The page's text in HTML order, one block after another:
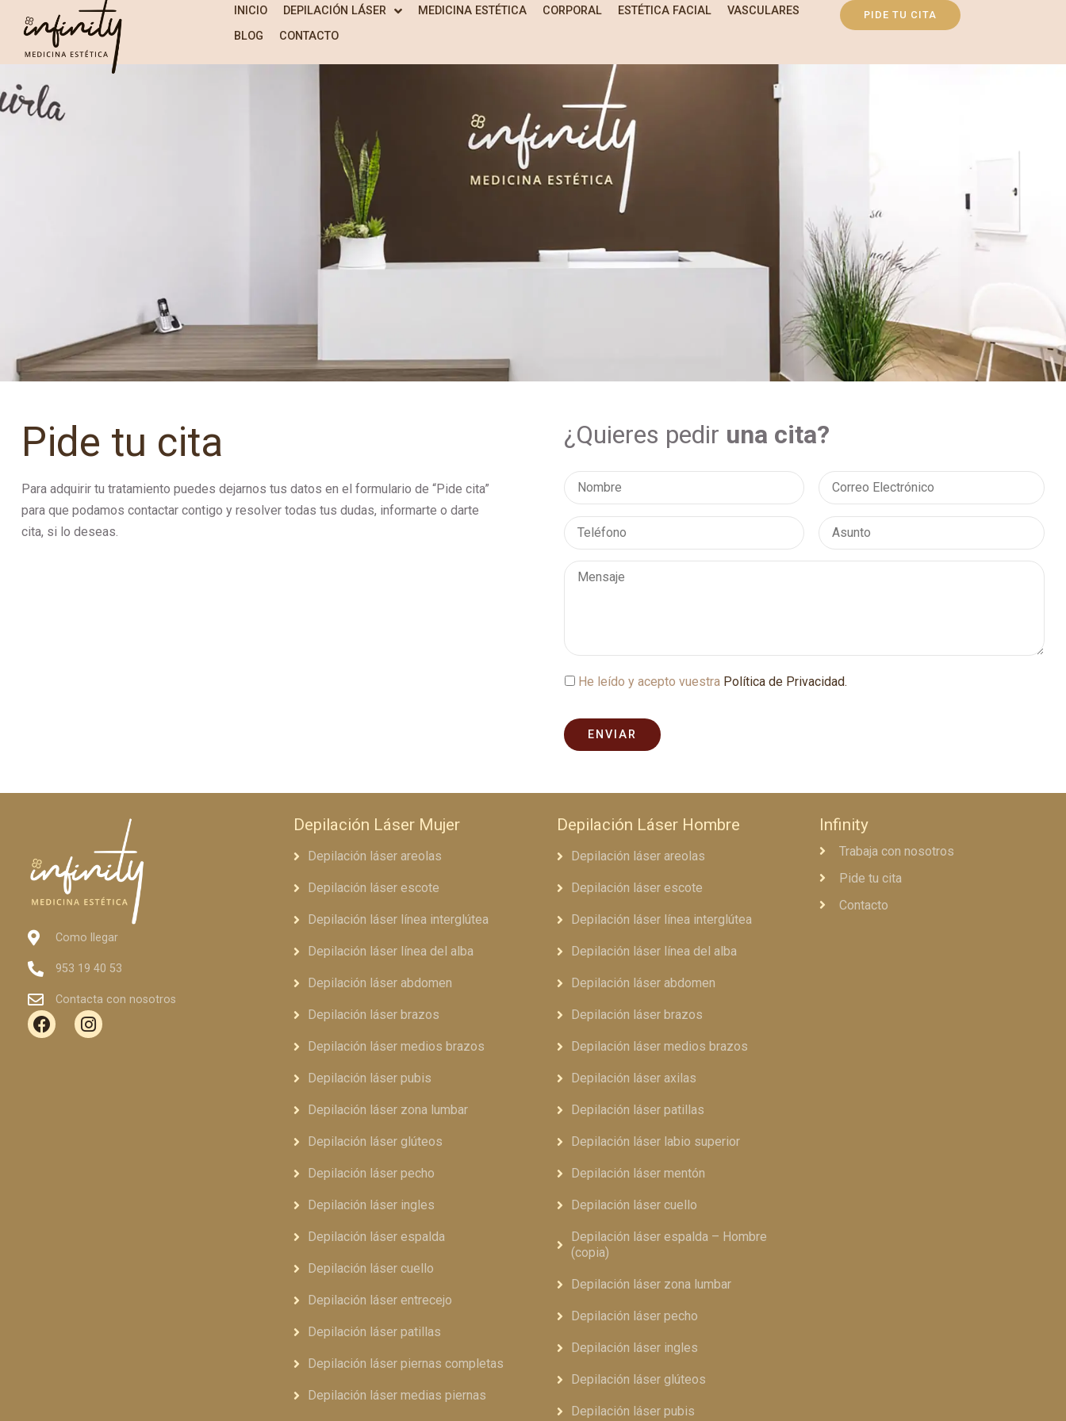
INICIO DEPILACIÓN LÁSER MEDICINA ESTÉTICA CORPORAL ESTÉTICA FACIAL
VASCULARES
BLOG
CONTACTO
PIDE TU CITA
Pide tu cita
Para adquirir tu tratamiento puedes dejarnos tus datos en el formulario de “Pide cita”
para que podamos contactar contigo y resolver todas tus dudas, informarte o darte
cita, si lo deseas.
¿Quieres pedir una cita?
He leído y acepto vuestra Política de Privacidad.
Como llegar
953 19 40 53
Contacta con nosotros
Depilación Láser Mujer
Depilación láser areolas
Depilación láser escote
Depilación láser línea interglútea
Depilación láser línea del alba
Depilación láser abdomen
Depilación láser brazos
Depilación láser medios brazos
Depilación láser pubis
Depilación láser zona lumbar
Depilación láser glúteos
Depilación láser pecho
Depilación láser ingles
Depilación láser espalda
Depilación láser cuello
Depilación láser entrecejo
Depilación láser patillas
Depilación láser piernas completas
Depilación láser medias piernas
Depilación Láser Hombre
Depilación láser areolas
Depilación láser escote
Depilación láser línea interglútea
Depilación láser línea del alba
Depilación láser abdomen
Depilación láser brazos
Depilación láser medios brazos
Depilación láser axilas
Depilación láser patillas
Depilación láser labio superior
Depilación láser mentón
Depilación láser cuello
Depilación láser espalda – Hombre
(copia)
Depilación láser zona lumbar
Depilación láser pecho
Depilación láser ingles
Depilación láser glúteos
Depilación láser pubis
Infinity
Trabaja con nosotros
Pide tu cita
Contacto